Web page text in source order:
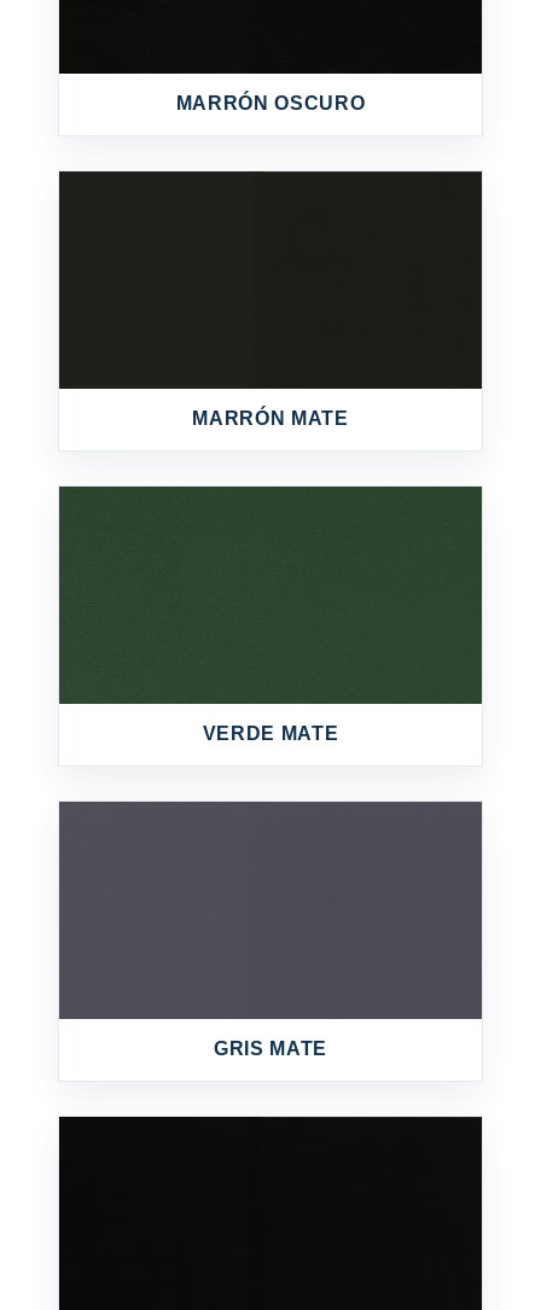
MARRÓN OSCURO
MARRÓN MATE
VERDE MATE
GRIS MATE